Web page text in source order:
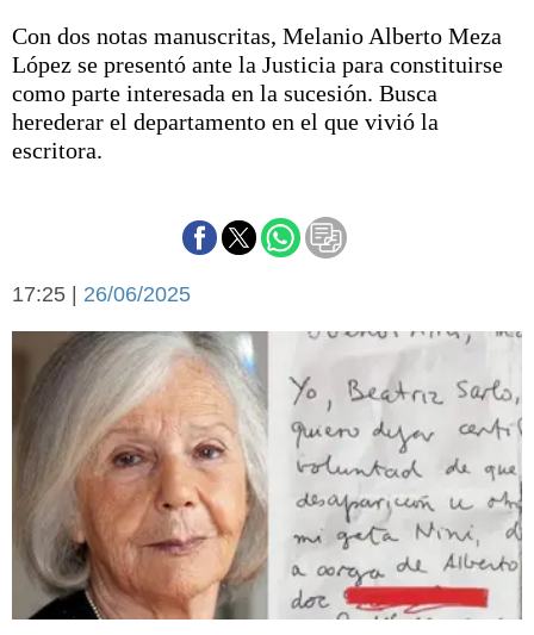
Liga del Sur
Básquetbol
Fútbol
Federal A
Arte y cultura
Economía y campo
Economía y finanzas
Con el campo
libre
Tecnología
Turismo
Salud
Es viral
El tiempo
Cartón Lleno
Fúnebres
Clasificados
Horóscopo
Con dos notas manuscritas, Melanio Alberto Meza
López se presentó ante la Justicia para constituirse
como parte interesada en la sucesión. Busca
herederar el departamento en el que vivió la
escritora.
17:25 | 26/06/2025